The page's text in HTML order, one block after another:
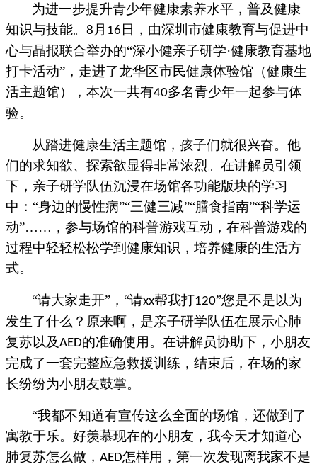
为进一步提升青少年健康素养水平，普及健康
知识与技能。 8 月 16 日，由深圳市健康教育与促进中
心与晶报联合举办的“深小健亲子研学·健康教育基地
打卡活动”，走进了龙华区市民健康体验馆（健康生
活主题馆），本次一共有40多名青少年一起参与体
验。
从踏进健康生活主题馆，孩子们就很兴奋。他
们的求知欲、探索欲显得非常浓烈。在讲解员引领
下，亲子研学队伍沉浸在场馆各功能版块的学习
中： “身边的慢性病”“三健三减”“膳食指南”“科学运
动”……，参与场馆的科普游戏互动，在科普游戏的
过程中轻轻松松学到健康知识，培养健康的生活方
式。
“请大家走开”，“请xx帮我打120”您是不是以为
发生了什么？原来啊，是亲子研学队伍在展示心肺
复苏以及AED的准确使用。在讲解员协助下，小朋友
完成了一套完整应急救援训练，结束后，在场的家
长纷纷为小朋友鼓掌。
“我都不知道有宣传这么全面的场馆，还做到了
寓教于乐。好羡慕现在的小朋友，我今天才知道心
肺复苏怎么做， AED怎样用，第一次发现离我家不是